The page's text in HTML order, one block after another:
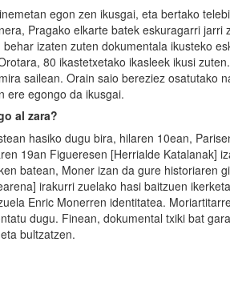
egon zen ikusgai, eta bertako
Pragako elkarte batek eskuragarri jarri
izaten zuten dokumentala ikusteko
80 ikastetxetako ikasleek ikusi
sailean. Orain saio bereziez osatutako
ere egongo da ikusgai.
al zara?
hasiko dugu bira, hilaren 10ean,
19an Figueresen [Herrialde Katalanak]
batean, Moner izan da gure historiaren
irakurri zuelako hasi baitzuen
Enric Monerren identitatea.
dugu. Finean, dokumental txiki bat
bultzatzen.